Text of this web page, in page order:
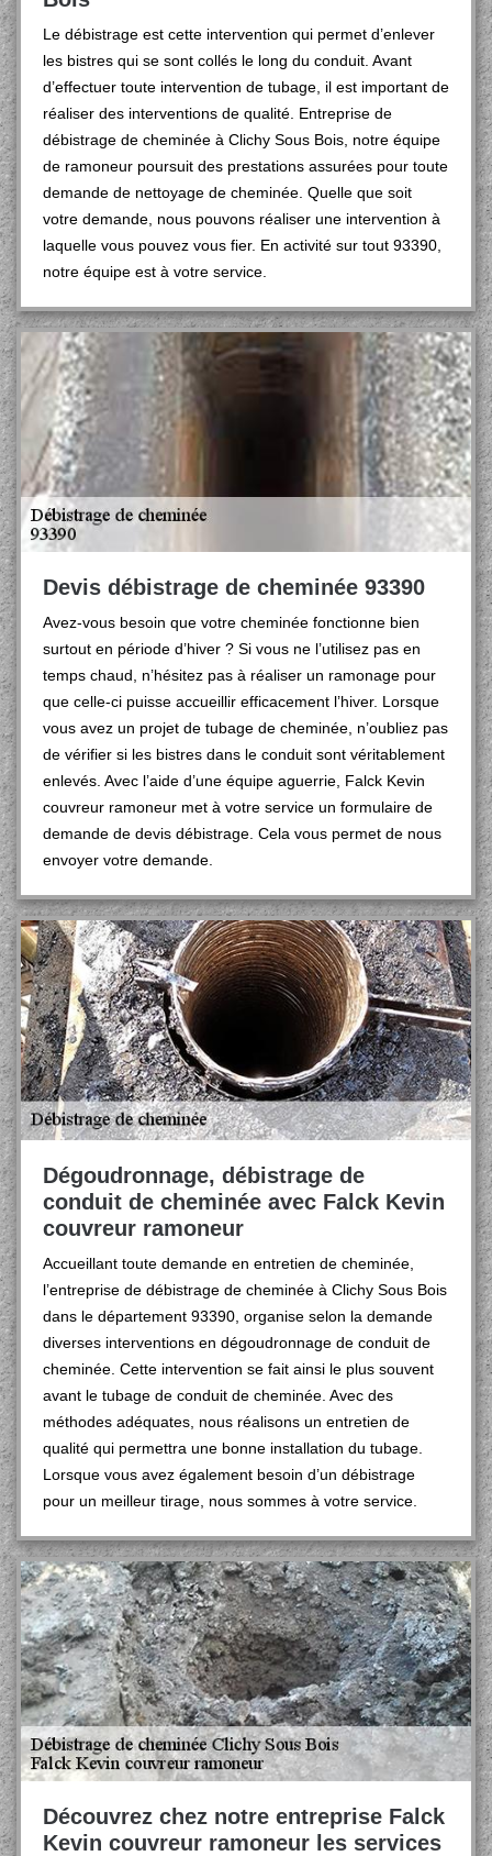
Le débistrage est cette intervention qui permet d’enlever
les bistres qui se sont collés le long du conduit. Avant
d’effectuer toute intervention de tubage, il est important de
réaliser des interventions de qualité. Entreprise de
débistrage de cheminée à Clichy Sous Bois, notre équipe
de ramoneur poursuit des prestations assurées pour toute
demande de nettoyage de cheminée. Quelle que soit
votre demande, nous pouvons réaliser une intervention à
laquelle vous pouvez vous fier. En activité sur tout 93390,
notre équipe est à votre service.
Devis débistrage de cheminée 93390
Avez-vous besoin que votre cheminée fonctionne bien
surtout en période d’hiver ? Si vous ne l’utilisez pas en
temps chaud, n’hésitez pas à réaliser un ramonage pour
que celle-ci puisse accueillir efficacement l’hiver. Lorsque
vous avez un projet de tubage de cheminée, n’oubliez pas
de vérifier si les bistres dans le conduit sont véritablement
enlevés. Avec l’aide d’une équipe aguerrie, Falck Kevin
couvreur ramoneur met à votre service un formulaire de
demande de devis débistrage. Cela vous permet de nous
envoyer votre demande.
Dégoudronnage, débistrage de
conduit de cheminée avec Falck Kevin
couvreur ramoneur
Accueillant toute demande en entretien de cheminée,
l’entreprise de débistrage de cheminée à Clichy Sous Bois
dans le département 93390, organise selon la demande
diverses interventions en dégoudronnage de conduit de
cheminée. Cette intervention se fait ainsi le plus souvent
avant le tubage de conduit de cheminée. Avec des
méthodes adéquates, nous réalisons un entretien de
qualité qui permettra une bonne installation du tubage.
Lorsque vous avez également besoin d’un débistrage
pour un meilleur tirage, nous sommes à votre service.
Découvrez chez notre entreprise Falck
Kevin couvreur ramoneur les services